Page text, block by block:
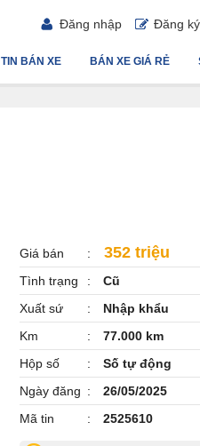
Đăng nhập Đăng ký
BÁN XE GIÁ RẺ
TIN BÁN XE
Giá bán 352 triệu
Tình trạng
Cũ
Xuất sứ
Nhập khẩu
Km
77.000 km
Hộp số
Số tự động
Ngày đăng
26/05/2025
Mã tin
2525610